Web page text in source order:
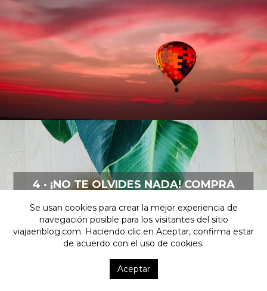
4 · ¡NO TE OLVIDES NADA! COMPRA
Se usan cookies para crear la mejor experiencia de
navegación posible para los visitantes del sitio
viajaenblog.com. Haciendo clic en Aceptar, confirma estar
de acuerdo con el uso de cookies.
Aceptar